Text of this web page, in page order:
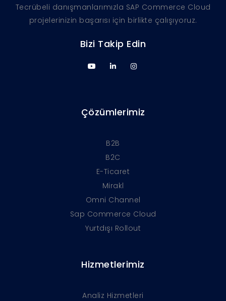
Tecrübeli danışmanlarımızla SAP Commerce Cloud
projelerinizin başarısı için birlikte çalışıyoruz.
Bizi Takip Edin
Çözümlerimiz
B2B
B2C
E-Ticaret
Mirakl
Omni Channel
Sap Commerce Cloud
Yurtdışı Rollout
Hizmetlerimiz
Analiz Hizmetleri